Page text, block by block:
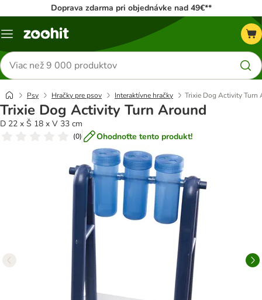
Doprava zdarma pri objednávke nad 49€**
Kategórie
Hľadať
produkty
Psy Hračky pre psov Interaktívne hračky Trixie Dog Activity Turn
Trixie Dog Activity Turn Around
D 22 x Š 18 x V 33 cm
(0) Ohodnoťte tento produkt!